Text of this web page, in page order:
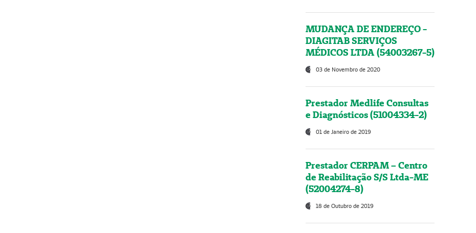
MUDANÇA DE ENDEREÇO -
DIAGITAB SERVIÇOS
MÉDICOS LTDA (54003267-5)
03 de Novembro de 2020
Prestador Medlife Consultas
e Diagnósticos (51004334-2)
01 de Janeiro de 2019
Prestador CERPAM – Centro
de Reabilitação S/S Ltda-ME
(52004274-8)
18 de Outubro de 2019